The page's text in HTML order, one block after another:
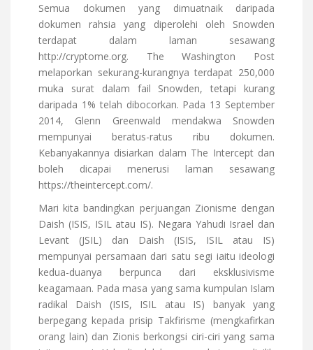
Semua dokumen yang dimuatnaik daripada
dokumen rahsia yang diperolehi oleh Snowden
terdapat dalam laman sesawang
http://cryptome.org. The Washington Post
melaporkan sekurang-kurangnya terdapat 250,000
muka surat dalam fail Snowden, tetapi kurang
daripada 1% telah dibocorkan. Pada 13 September
2014, Glenn Greenwald mendakwa Snowden
mempunyai beratus-ratus ribu dokumen.
Kebanyakannya disiarkan dalam The Intercept dan
boleh dicapai menerusi laman sesawang
https://theintercept.com/.
Mari kita bandingkan perjuangan Zionisme dengan
Daish (ISIS, ISIL atau IS). Negara Yahudi Israel dan
Levant (JSIL) dan Daish (ISIS, ISIL atau IS)
mempunyai persamaan dari satu segi iaitu ideologi
kedua-duanya berpunca dari eksklusivisme
keagamaan. Pada masa yang sama kumpulan Islam
radikal Daish (ISIS, ISIL atau IS) banyak yang
berpegang kepada prisip Takfirisme (mengkafirkan
orang lain) dan Zionis berkongsi ciri-ciri yang sama